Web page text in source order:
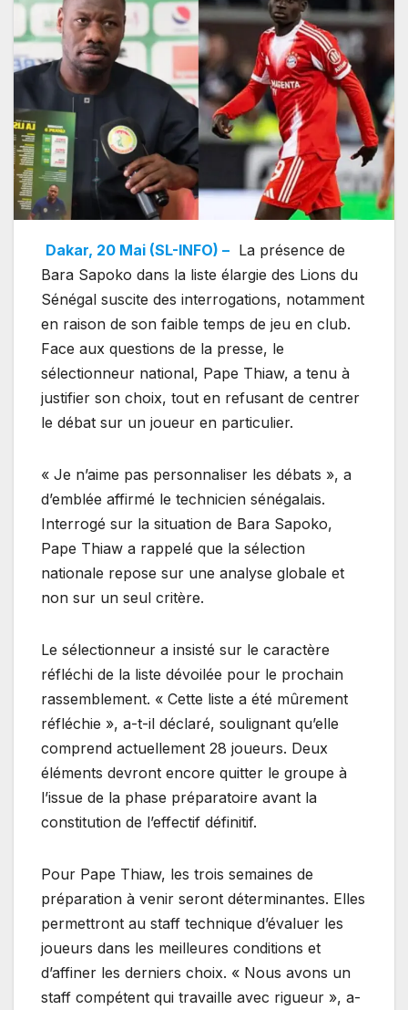
Dakar, 20 Mai (SL-INFO) – La présence de
Bara Sapoko dans la liste élargie des Lions du
Sénégal suscite des interrogations, notamment
en raison de son faible temps de jeu en club.
Face aux questions de la presse, le
sélectionneur national, Pape Thiaw, a tenu à
justifier son choix, tout en refusant de centrer
le débat sur un joueur en particulier.
« Je n’aime pas personnaliser les débats », a
d’emblée affirmé le technicien sénégalais.
Interrogé sur la situation de Bara Sapoko,
Pape Thiaw a rappelé que la sélection
nationale repose sur une analyse globale et
non sur un seul critère.
Le sélectionneur a insisté sur le caractère
réfléchi de la liste dévoilée pour le prochain
rassemblement. « Cette liste a été mûrement
réfléchie », a-t-il déclaré, soulignant qu’elle
comprend actuellement 28 joueurs. Deux
éléments devront encore quitter le groupe à
l’issue de la phase préparatoire avant la
constitution de l’effectif définitif.
Pour Pape Thiaw, les trois semaines de
préparation à venir seront déterminantes. Elles
permettront au staff technique d’évaluer les
joueurs dans les meilleures conditions et
d’affiner les derniers choix. « Nous avons un
staff compétent qui travaille avec rigueur », a-